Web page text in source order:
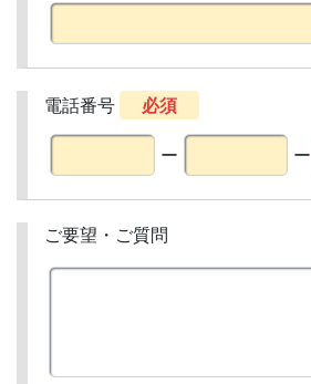
電話番号 必須
ー ー
ご要望・ご質問